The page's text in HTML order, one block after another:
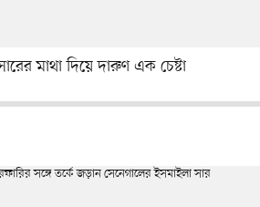
মাথা দিয়ে দারুণ এক চেষ্টা